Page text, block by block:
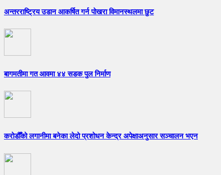
अन्तरराष्ट्रिय उडान आकर्षित गर्न पोखरा विमानस्थलमा छुट
बागमतीमा गत आवमा ४४ सडक पुल निर्माण
करोडौँको लगानीमा बनेका लेदो प्रशोधन केन्द्र अपेक्षाअनुसार सञ्चालन भएन